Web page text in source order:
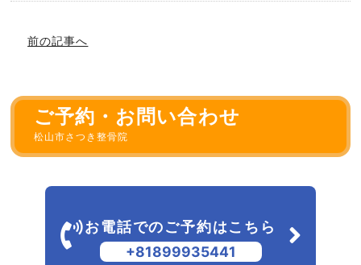
前の記事へ
ご予約・お問い合わせ
松山市さつき整骨院
お電話でのご予約はこちら
+81899935441